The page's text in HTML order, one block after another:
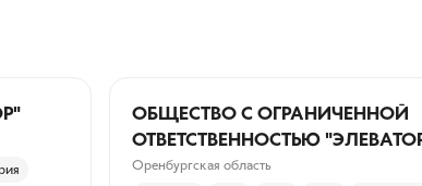
ОБЩЕСТВО С ОГРАНИЧЕННОЙ
ОТВЕТСТВЕННОСТЬЮ
ШИЛЬДА"
Оренбургская область